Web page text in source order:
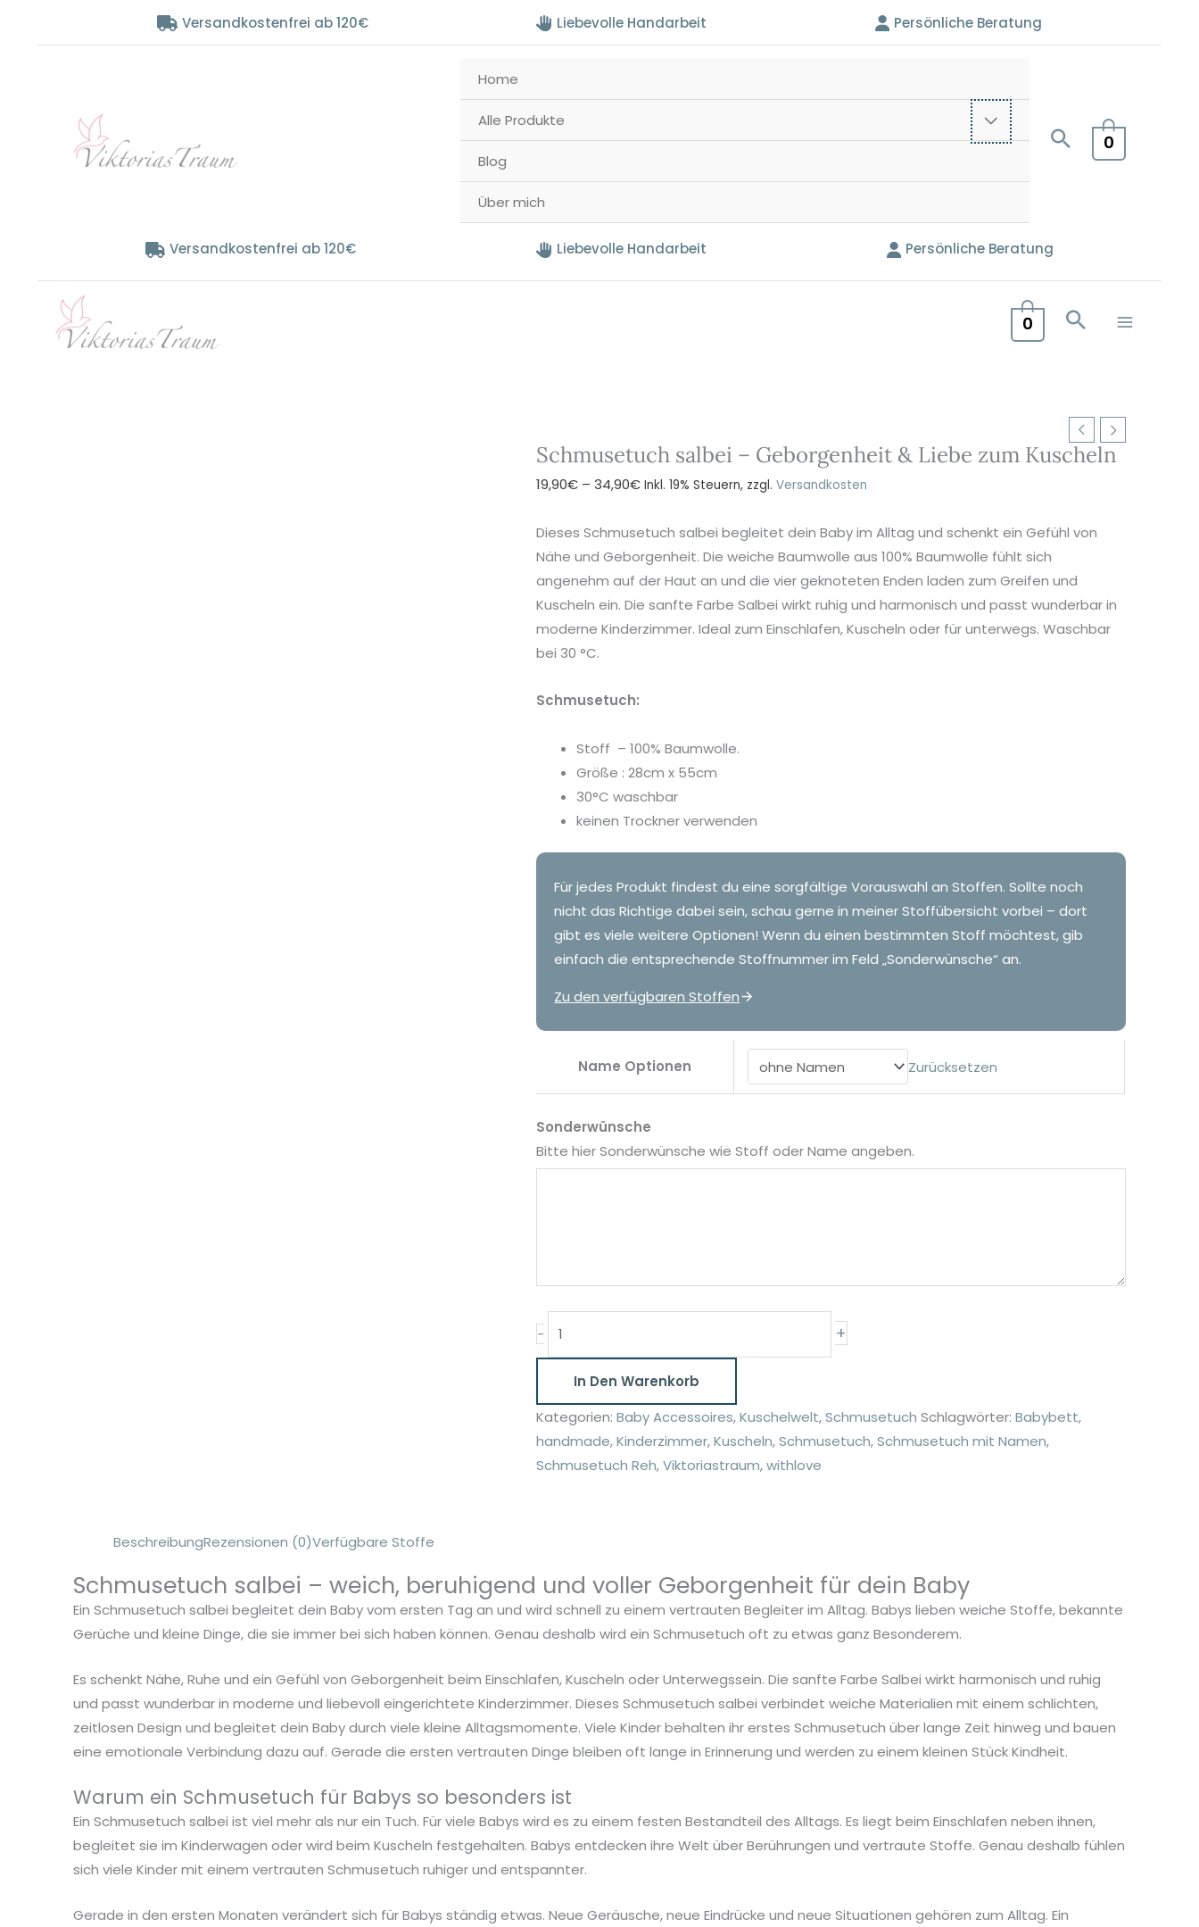
Versandkostenfrei ab 120€ Liebevolle Handarbeit Persönliche Beratung
Home
Alle Produkte
Blog
Über mich
0
Versandkostenfrei ab 120€ Liebevolle Handarbeit Persönliche Beratung
0
Schmusetuch salbei – Geborgenheit & Liebe zum Kuscheln
19,90€ –34,90€Preisspanne:
bis
34,90€
Inkl. 19% Steuern, zzgl.Versandkosten
Dieses Schmusetuch salbei begleitet dein Baby im Alltag und schenkt ein Gefühl von
Nähe und Geborgenheit. Die weiche Baumwolle aus 100% Baumwolle fühlt sich
angenehm auf der Haut an und die vier geknoteten Enden laden zum Greifen und
Kuscheln ein. Die sanfte Farbe Salbei wirkt ruhig und harmonisch und passt wunderbar in
moderne Kinderzimmer. Ideal zum Einschlafen, Kuscheln oder für unterwegs. Waschbar
bei 30 °C.
Schmusetuch:
Stoff – 100% Baumwolle.
Größe : 28cm x 55cm
30°C waschbar
keinen Trockner verwenden
Für jedes Produkt findest du eine sorgfältige Vorauswahl an Stoffen. Sollte noch
nicht das Richtige dabei sein, schau gerne in meiner Stoffübersicht vorbei – dort
gibt es viele weitere Optionen! Wenn du einen bestimmten Stoff möchtest, gib
einfach die entsprechende Stoffnummer im Feld „Sonderwünsche“ an.
Zu den verfügbaren Stoffen
Name Optionen Zurücksetzen
Sonderwünsche
Bitte hier Sonderwünsche wie Stoff oder Name angeben.
-
&
Liebe
zum
+
In Den Warenkorb
Kategorien:Baby Accessoires,Kuschelwelt,Schmusetuch Schlagwörter:Babybett,
handmade,Kinderzimmer,Kuscheln,Schmusetuch,Schmusetuch mit Namen,
Schmusetuch Reh,Viktoriastraum,withlove
BeschreibungRezensionen (0)Verfügbare Stoffe
Schmusetuch salbei – weich, beruhigend und voller Geborgenheit für dein Baby
Ein Schmusetuch salbei begleitet dein Baby vom ersten Tag an und wird schnell zu einem vertrauten Begleiter im Alltag. Babys lieben weiche Stoffe, bekannte
Gerüche und kleine Dinge, die sie immer bei sich haben können. Genau deshalb wird ein Schmusetuch oft zu etwas ganz Besonderem.
Es schenkt Nähe, Ruhe und ein Gefühl von Geborgenheit beim Einschlafen, Kuscheln oder Unterwegssein. Die sanfte Farbe Salbei wirkt harmonisch und ruhig
und passt wunderbar in moderne und liebevoll eingerichtete Kinderzimmer. Dieses Schmusetuch salbei verbindet weiche Materialien mit einem schlichten,
zeitlosen Design und begleitet dein Baby durch viele kleine Alltagsmomente. Viele Kinder behalten ihr erstes Schmusetuch über lange Zeit hinweg und bauen
eine emotionale Verbindung dazu auf. Gerade die ersten vertrauten Dinge bleiben oft lange in Erinnerung und werden zu einem kleinen Stück Kindheit.
Warum ein Schmusetuch für Babys so besonders ist
Ein Schmusetuch salbei ist viel mehr als nur ein Tuch. Für viele Babys wird es zu einem festen Bestandteil des Alltags. Es liegt beim Einschlafen neben ihnen,
begleitet sie im Kinderwagen oder wird beim Kuscheln festgehalten. Babys entdecken ihre Welt über Berührungen und vertraute Stoffe. Genau deshalb fühlen
sich viele Kinder mit einem vertrauten Schmusetuch ruhiger und entspannter.
Gerade in den ersten Monaten verändert sich für Babys ständig etwas. Neue Geräusche, neue Eindrücke und neue Situationen gehören zum Alltag. Ein